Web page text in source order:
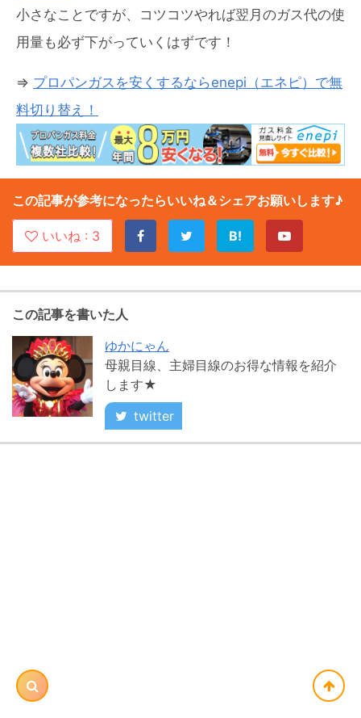
小さなことですが、コツコツやれば翌月のガス代の使
用量も必ず下がっていくはずです！
⇒ プロパンガスを安くするならenepi（エネピ）で無
料切り替え！
この記事が参考になったらいいね＆シェアお願いします♪
いいね : 3 B!
この記事を書いた人
ゆかにゃん
母親目線、主婦目線のお得な情報を紹介
します★
twitter